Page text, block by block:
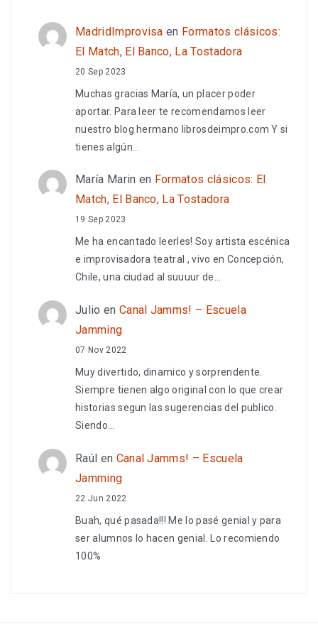
MadridImprovisa en Formatos clásicos:
El Match, El Banco, La Tostadora
20 Sep 2023
Muchas gracias María, un placer poder
aportar. Para leer te recomendamos leer
nuestro blog hermano librosdeimpro.com Y si
tienes algún…
María Marin en Formatos clásicos: El
Match, El Banco, La Tostadora
19 Sep 2023
Me ha encantado leerles! Soy artista escénica
e improvisadora teatral , vivo en Concepción,
Chile, una ciudad al suuuur de…
Julio en Canal Jamms! – Escuela
Jamming
07 Nov 2022
Muy divertido, dinamico y sorprendente.
Siempre tienen algo original con lo que crear
historias segun las sugerencias del publico.
Siendo…
Raúl en Canal Jamms! – Escuela
Jamming
22 Jun 2022
Buah, qué pasada!!! Me lo pasé genial y para
ser alumnos lo hacen genial. Lo recomiendo
100%